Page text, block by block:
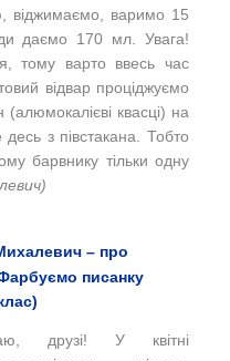
віджимаємо, варимо 15
даємо 170 мл. Увага!
тому варто ввесь час
відвар проціджуємо
(алюмокалієві квасці) на
з півстакана. Тобто
барвнику тільки одну
– про
писанку
друзі! У квітні